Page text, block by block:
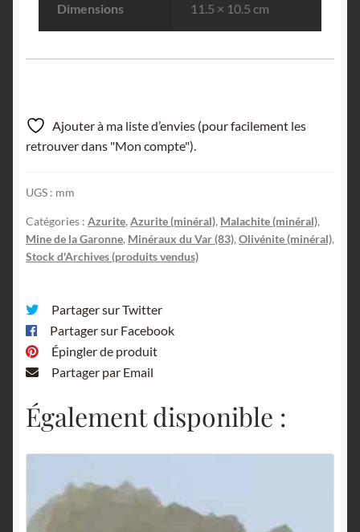
Dimensions 11.5 × 10.5 cm
Ajouter à ma liste d’envies (pour facilement les
retrouver dans "Mon compte").
UGS : mm
Catégories : Azurite, Azurite (minéral), Malachite (minéral),
Mine de la Garonne, Minéraux du Var (83), Olivénite (minéral),
Stock d'Archives (produits vendus)
Partager sur Twitter
Partager sur Facebook
Épingler de produit
Partager par Email
Également disponible :